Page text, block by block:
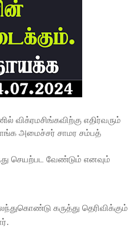
விக்ரமசிங்கவிற்கு எதிர்வரும்
அமைச்சர் சாமர சம்பத்
செயற்பட வேண்டும் எனவும்
கருத்து தெரிவிக்கும்